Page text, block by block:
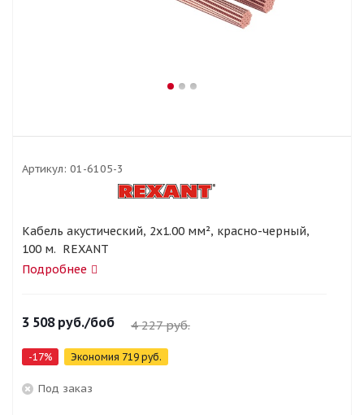
Артикул: 01-6105-3
Кабель акустический, 2х1.00 мм², красно-черный,
100 м. REXANT
Подробнее
3 508руб./боб 4 227руб.
-17% Экономия 719 руб.
Под заказ